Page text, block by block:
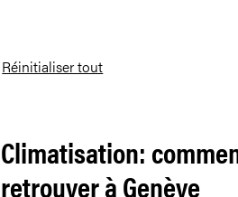
Réinitialiser tout
Climatisation:
retrouver à Genève